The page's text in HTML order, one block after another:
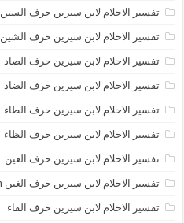
تفسير الاحلام لابن سيرين حرف السين
تفسير الاحلام لابن سيرين حرف الشين
تفسير الاحلام لابن سيرين حرف الصاد
تفسير الاحلام لابن سيرين حرف الضاد
تفسير الاحلام لابن سيرين حرف الطاء
تفسير الاحلام لابن سيرين حرف الظاء
تفسير الاحلام لابن سيرين حرف العين
تفسير الاحلام لابن سيرين حرف الغين tafsir ahlam
تفسير الاحلام لابن سيرين حرف الفاء